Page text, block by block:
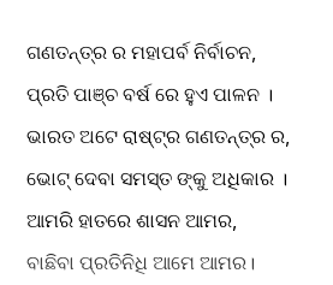
ଗଣତନ୍ତ୍ର ର ମହାପର୍ବ ନିର୍ବାଚନ,
ପ୍ରତି ପାଞ୍ଚ ବର୍ଷ ରେ ହୁଏ ପାଳନ ।
ଭାରତ ଅଟେ ରାଷ୍ଟ୍ର ଗଣତନ୍ତ୍ର ର,
ଭୋଟ୍ ଦେବା ସମସ୍ତ ଙ୍କୁ ଅଧିକାର ।
ଆମରି ହାତରେ ଶାସନ ଆମର,
ବାଛିବା ପ୍ରତିନିଧି ଆମେ ଆମର।